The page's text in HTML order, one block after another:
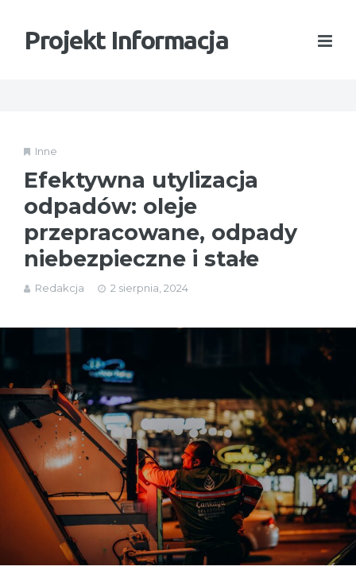
Projekt Informacja
Inne
Efektywna utylizacja
odpadów: oleje
przepracowane, odpady
niebezpieczne i stałe
Redakcja 2 sierpnia, 2024